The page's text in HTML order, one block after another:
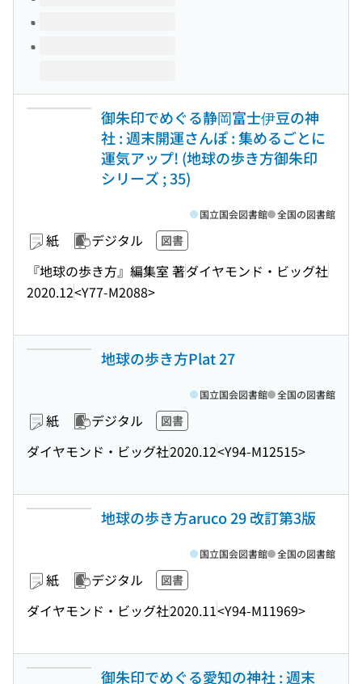
御朱印でめぐる静岡富士伊豆の神
社 : 週末開運さんぽ : 集めるごとに
運気アップ! (地球の歩き方御朱印
シリーズ ; 35)
紙 デジタル 図書
『地球の歩き方』編集室 著ダイヤモンド・ビッグ社
2020.12<Y77-M2088>
国立国会図書館 全国の図書館
地球の歩き方Plat 27
紙 デジタル 図書
ダイヤモンド・ビッグ社2020.12<Y94-M12515>
国立国会図書館 全国の図書館
地球の歩き方aruco 29 改訂第3版
紙 デジタル 図書
ダイヤモンド・ビッグ社2020.11<Y94-M11969>
国立国会図書館 全国の図書館
御朱印でめぐる愛知の神社 : 週末